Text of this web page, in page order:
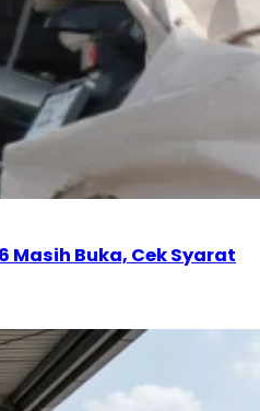
Masih Buka, Cek Syarat